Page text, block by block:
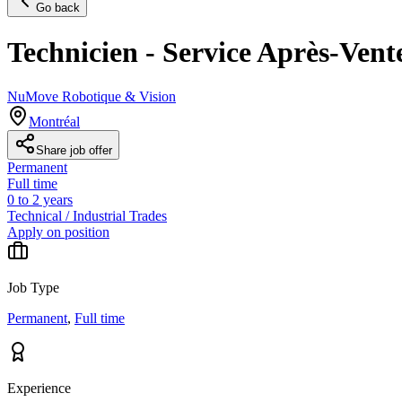
Go back
Technicien - Service Après-
NuMove Robotique & Vision
Montréal
Share job offer
Permanent
Full time
0 to 2 years
Technical / Industrial Trades
Apply on position
Job Type
Permanent, Full time
Experience